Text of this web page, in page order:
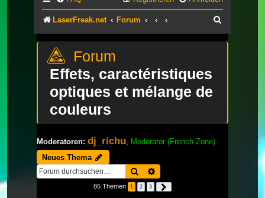
LaserFreak.net Forum
Effets, caractéristiques
optiques et mélange de
couleurs
Moderatoren: dj_richu Moderator (French Zone)
Neues Thema
Suche
86 Themen 1 2 3